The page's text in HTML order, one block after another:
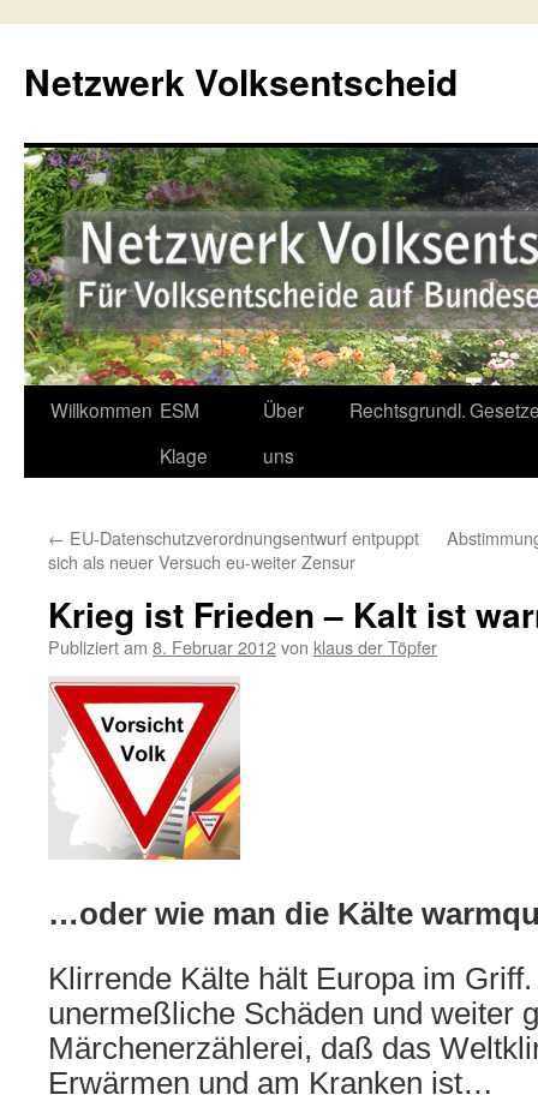
Netzwerk Volksentscheid
Springe
Willkommen ESM
Klage
Über
uns
Rechtsgrundl.
← EU-Datenschutzverordnungsentwurf entpuppt
sich als neuer Versuch eu-weiter Zensur
Krieg ist Frieden – Kalt ist
Publiziert am 8. Februar 2012von klaus der Töpfer
…oder wie man die Kälte
Klirrende Kälte hält Europa im
unermeßliche Schäden und weiter
Märchenerzählerei, daß das
Erwärmen und am Kranken ist…